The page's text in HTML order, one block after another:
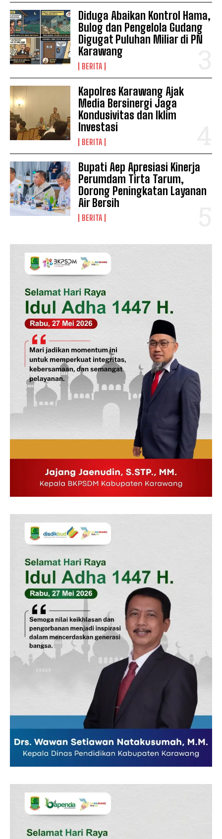
News Week
Magazine PRO
SUBSCRIBE NOW
Company
Kontak Kami
Redaksi
Pedoman Media Siber
Tentang Kami
Indeks Berita
Diduga Abaikan Kontrol Hama,
Bulog dan Pengelola Gudang
Digugat Puluhan Miliar di PN
Karawang
BERITA
Kapolres Karawang Ajak
Media Bersinergi Jaga
Kondusivitas dan Iklim
Investasi
BERITA
Bupati Aep Apresiasi Kinerja
Perumdam Tirta Tarum,
Dorong Peningkatan Layanan
Air Bersih
BERITA